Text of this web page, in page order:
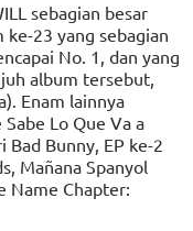
sebagian besar
ke-23 yang sebagian
No. 1, dan yang
album tersebut,
Enam lainnya
Sabe Lo Que Va a
Bad Bunny, EP ke-2
Mañana Spanyol
Name Chapter: